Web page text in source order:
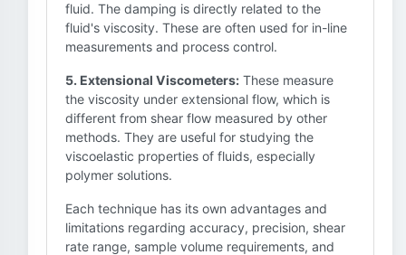
fluid. The damping is directly related to the
fluid's viscosity. These are often used for in-line
measurements and process control.
5. Extensional Viscometers: These measure
the viscosity under extensional flow, which is
different from shear flow measured by other
methods. They are useful for studying the
viscoelastic properties of fluids, especially
polymer solutions.
Each technique has its own advantages and
limitations regarding accuracy, precision, shear
rate range, sample volume requirements, and